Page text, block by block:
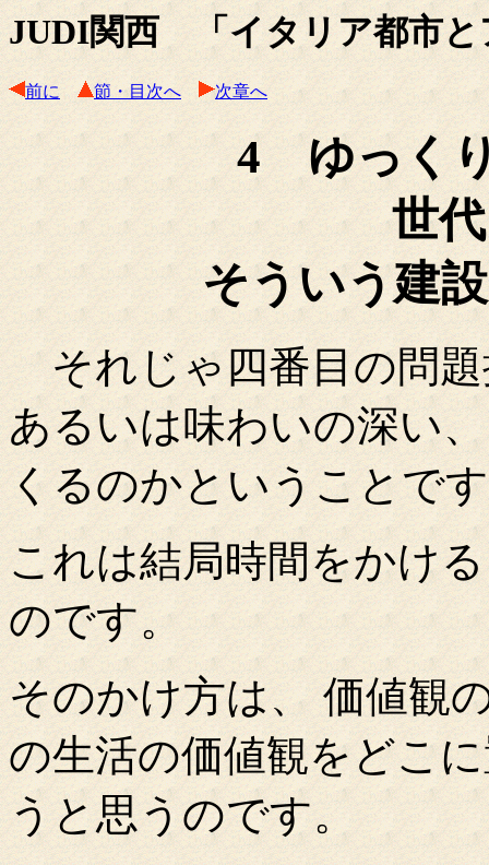
JUDI関西 「イタリア都市と
前に 節・目次へ 次章へ
4 ゆっく
世
そういう建
それじゃ四番目の問題
あるいは味わいの深い
くるのかということで
これは結局時間をかけ
のです。
そのかけ方は、 価値観
の生活の価値観をどこ
うと思うのです。